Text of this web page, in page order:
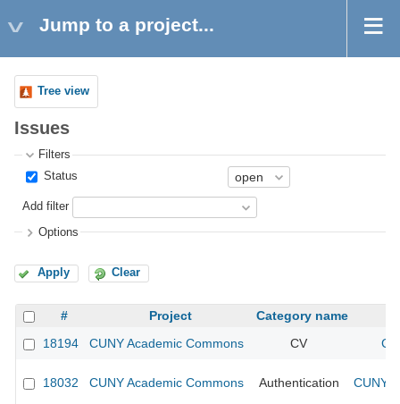
Jump to a project...
Tree view
Issues
Filters
Status
Add filter
Options
Apply Clear
# Project
Category name
18194
CUNY Academic Commons CV
18032 CUNY Academic Commons Authentication CUNY